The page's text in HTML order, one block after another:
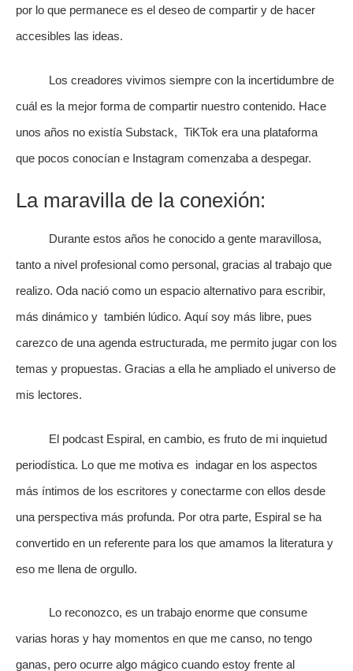
por lo que permanece es el deseo de compartir y de hacer
accesibles las ideas.
Los creadores vivimos siempre con la incertidumbre de
cuál es la mejor forma de compartir nuestro contenido. Hace
unos años no existía Substack, TiKTok era una plataforma
que pocos conocían e Instagram comenzaba a despegar.
La maravilla de la conexión:
Durante estos años he conocido a gente maravillosa,
tanto a nivel profesional como personal, gracias al trabajo que
realizo. Oda nació como un espacio alternativo para escribir,
más dinámico y también lúdico. Aquí soy más libre, pues
carezco de una agenda estructurada, me permito jugar con los
temas y propuestas. Gracias a ella he ampliado el universo de
mis lectores.
El podcast Espiral, en cambio, es fruto de mi inquietud
periodística. Lo que me motiva es indagar en los aspectos
más íntimos de los escritores y conectarme con ellos desde
una perspectiva más profunda. Por otra parte, Espiral se ha
convertido en un referente para los que amamos la literatura y
eso me llena de orgullo.
Lo reconozco, es un trabajo enorme que consume
varias horas y hay momentos en que me canso, no tengo
ganas, pero ocurre algo mágico cuando estoy frente al